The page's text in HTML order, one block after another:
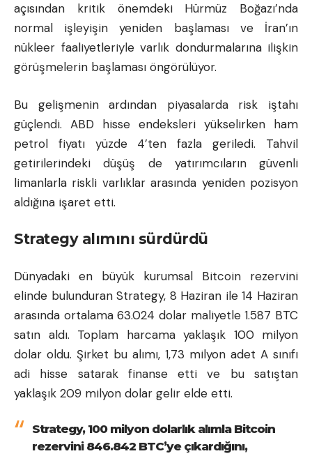
açısından kritik önemdeki Hürmüz Boğazı’nda
normal işleyişin yeniden başlaması ve İran’ın
nükleer faaliyetleriyle varlık dondurmalarına ilişkin
görüşmelerin başlaması öngörülüyor.
Bu gelişmenin ardından piyasalarda risk iştahı
güçlendi. ABD hisse endeksleri yükselirken ham
petrol fiyatı yüzde 4’ten fazla geriledi. Tahvil
getirilerindeki düşüş de yatırımcıların güvenli
limanlarla riskli varlıklar arasında yeniden pozisyon
aldığına işaret etti.
Strategy alımını sürdürdü
Dünyadaki en büyük kurumsal Bitcoin rezervini
elinde bulunduran Strategy, 8 Haziran ile 14 Haziran
arasında ortalama 63.024 dolar maliyetle 1.587 BTC
satın aldı. Toplam harcama yaklaşık 100 milyon
dolar oldu. Şirket bu alımı, 1,73 milyon adet A sınıfı
adi hisse satarak finanse etti ve bu satıştan
yaklaşık 209 milyon dolar gelir elde etti.
Strategy, 100 milyon dolarlık alımla Bitcoin
rezervini 846.842 BTC’ye çıkardığını,